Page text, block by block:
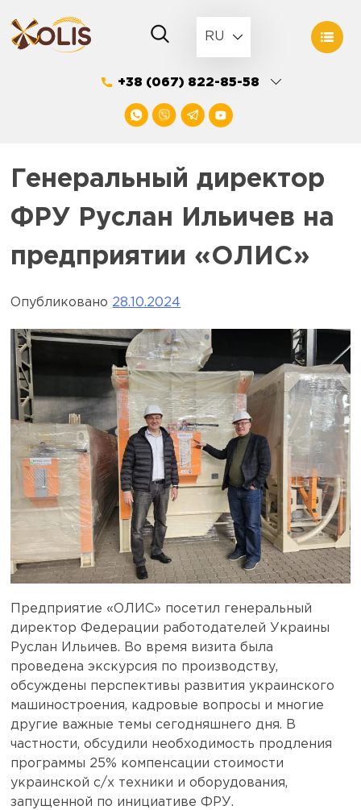
to
content
RU
+38 (067) 822-85-58
Генеральный директор
ФРУ Руслан Ильичев на
предприятии «ОЛИС»
Опубликовано 28.10.2024
Предприятие «ОЛИС» посетил генеральный
директор Федерации работодателей Украины
Руслан Ильичев. Во время визита была
проведена экскурсия по производству,
обсуждены перспективы развития украинского
машиностроения, кадровые вопросы и многие
другие важные темы сегодняшнего дня. В
частности, обсудили необходимость продления
программы 25% компенсации стоимости
украинской c/х техники и оборудования,
запущенной по инициативе ФРУ.